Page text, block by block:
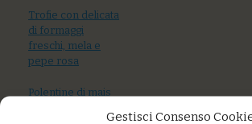
Gestisci Consenso
Trofie con delicata
di formaggi
freschi, mela e
pepe rosa
Polentine di mais